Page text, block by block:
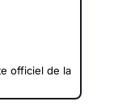
officiel de la